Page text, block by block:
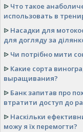
ᐉ Что такое
использовать в
ᐉ Насадки для
для догляду за
ᐉ Чи потрібно мити
ᐉ Какие сорта
выращивания?
ᐉ Банк запитав про
втратити доступ до
ᐉ Наскільки
можу я їх перемогти?